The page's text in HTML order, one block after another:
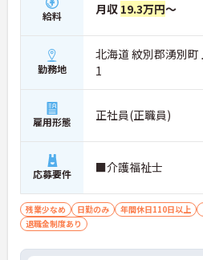
給料 月収 19.3万円～
勤務地
北海道 紋別郡湧別
1
雇用形態 正社員(正職員)
応募要件 ■介護福祉士
残業少なめ 日勤のみ 年間休日110日以上
退職金制度あり